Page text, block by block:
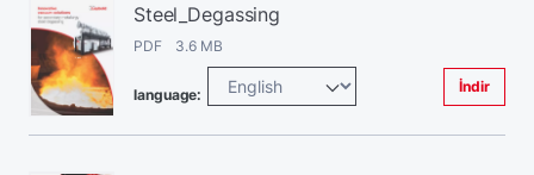
Steel_Degassing
PDF 3.6 MB
language: İndir